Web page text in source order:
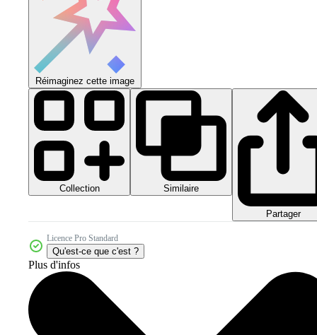
Réimaginez cette image
Collection Similaire
Partager
Licence Pro Standard
Qu'est-ce que c'est ?
Plus d'infos